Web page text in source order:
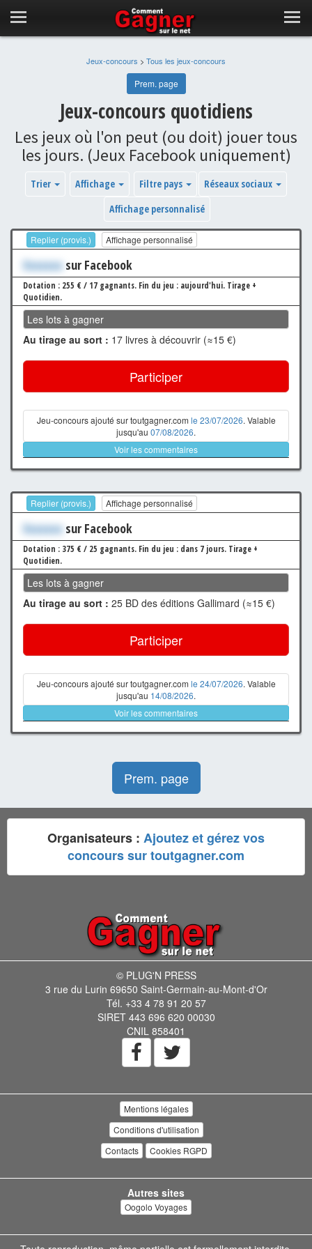
Jeux-concours > Tous les jeux-concours
Prem. page
Jeux-concours quotidiens
Les jeux où l'on peut (ou doit) jouer tous
les jours. (Jeux Facebook uniquement)
Trier Affichage Filtre pays
Réseaux sociaux
Affichage personnalisé
Replier (provis.) Affichage personnalisé
Xxxxxxx sur Facebook
Dotation : 255 € / 17 gagnants. Fin du jeu : aujourd'hui. Tirage +
Quotidien.
Les lots à gagner
Au tirage au sort : 17 livres à découvrir (≈15 €)
Participer
Jeu-concours ajouté sur toutgagner.com le 23/07/2026. Valable
jusqu'au 07/08/2026.
Voir les commentaires
Replier (provis.) Affichage personnalisé
Xxxxxxx sur Facebook
Dotation : 375 € / 25 gagnants. Fin du jeu : dans 7 jours. Tirage +
Quotidien.
Les lots à gagner
Au tirage au sort : 25 BD des éditions Gallimard (≈15 €)
Participer
Jeu-concours ajouté sur toutgagner.com le 24/07/2026. Valable
jusqu'au 14/08/2026.
Voir les commentaires
Prem. page
Organisateurs : Ajoutez et gérez vos
concours sur toutgagner.com
© PLUG'N PRESS
3 rue du Lurin 69650 Saint-Germain-au-Mont-d'Or
Tél. +33 4 78 91 20 57
SIRET 443 696 620 00030
CNIL 858401
Mentions légales
Conditions d'utilisation
Contacts
Cookies RGPD
Autres sites
Oogolo Voyages